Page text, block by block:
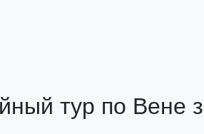
тур по Вене